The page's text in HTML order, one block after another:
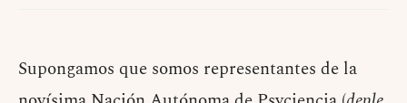
Supongamos que somos representantes de la